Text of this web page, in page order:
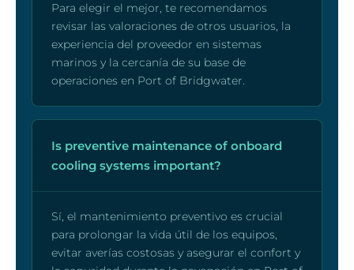
Para elegir el mejor, te recomendamos
revisar las valoraciones de otros usuarios, la
experiencia del proveedor en sistemas
marinos y la cercanía de su base de
operaciones en Port of Bridgwater.
Is preventive maintenance of onboard
cooling systems important?
Sí, el mantenimiento preventivo es crucial
para prolongar la vida útil de los equipos,
evitar averías costosas y asegurar el confort y